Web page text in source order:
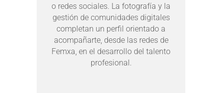
o redes sociales. La fotografía y la
gestión de comunidades digitales
completan un perfil orientado a
acompañarte, desde las redes de
Femxa, en el desarrollo del talento
profesional.